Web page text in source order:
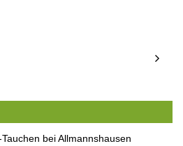
bei Allmannshausen